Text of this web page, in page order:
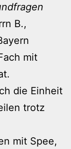
B.,
mit
die Einheit
trotz
mit Spee,